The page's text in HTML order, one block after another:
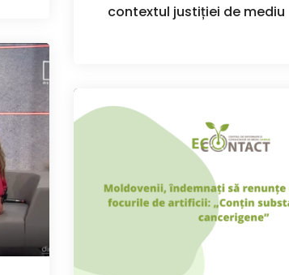
contextul justiției de mediu